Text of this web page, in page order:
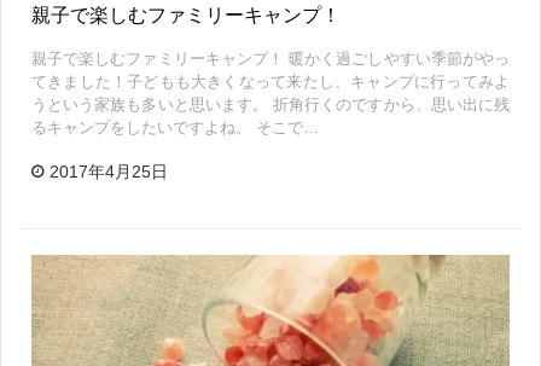
親子で楽しむファミリーキャンプ！
親子で楽しむファミリーキャンプ！ 暖かく過ごしやすい季節がやっ
てきました！子どもも大きくなって来たし、キャンプに行ってみよ
うという家族も多いと思います。 折角行くのですから、思い出に残
るキャンプをしたいですよね。 そこで…
2017年4月25日